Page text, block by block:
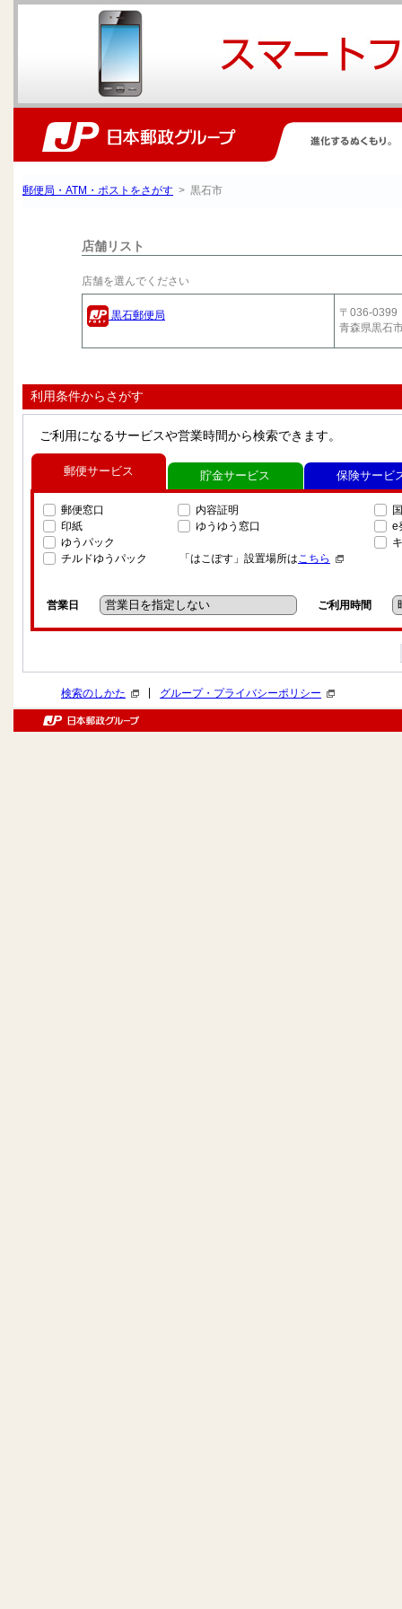
郵便局・ATM・ポストをさがす > 黒石市
店舗リスト
店舗を選んでください
黒石郵便局
〒036-0399
青森県黒石
利用条件からさがす
ご利用になるサービスや営業時間から検索できます。
郵便サービス
郵便窓口
印紙
ゆうパック
チルドゆうパック
内容証明
ゆうゆう窓口
「はこぽす」設置場所はこちら
e
営業日 ご利用時間
貯金サービス 保険サービ
検索のしかた グループ・プライバシーポリシー